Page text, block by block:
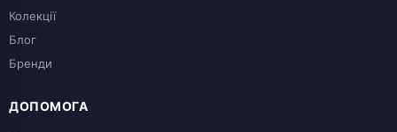
Колекції
Блог
Бренди
ДОПОМОГА